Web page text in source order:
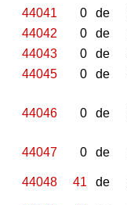
44041
0 de
44042
0 de
44043
0 de
44045
0 de
44046 0 de
44047
0 de
44048 41 de